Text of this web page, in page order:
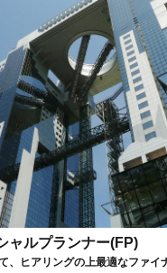
ャルプランナー(FP)
、ヒアリングの上最適なファイ